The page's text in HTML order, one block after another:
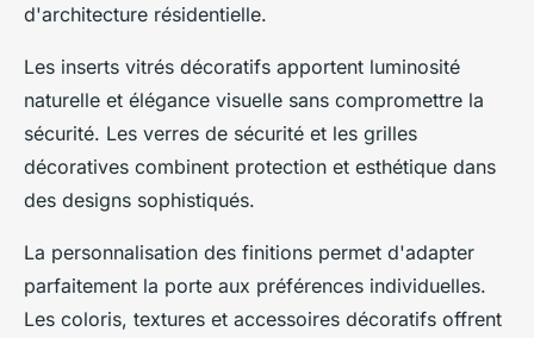
d'architecture résidentielle.
Les inserts vitrés décoratifs apportent luminosité
naturelle et élégance visuelle sans compromettre la
sécurité. Les verres de sécurité et les grilles
décoratives combinent protection et esthétique dans
des designs sophistiqués.
La personnalisation des finitions permet d'adapter
parfaitement la porte aux préférences individuelles.
Les coloris, textures et accessoires décoratifs offrent